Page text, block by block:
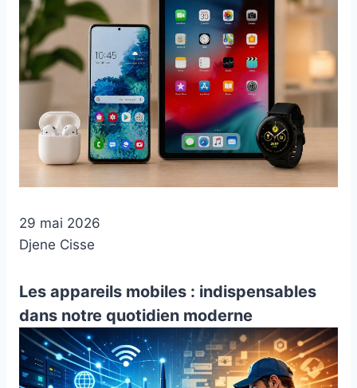
29 mai 2026
Djene Cisse
Les appareils mobiles : indispensables
dans notre quotidien moderne